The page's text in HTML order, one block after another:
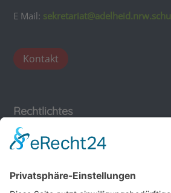
E Mail:
Kontakt
Rechtlichtes
Impressum